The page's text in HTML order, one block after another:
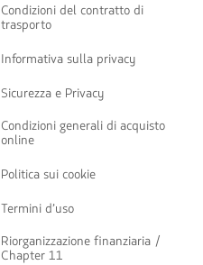
Condizioni del contratto di
trasporto
Informativa sulla privacy
Sicurezza e Privacy
Condizioni generali di acquisto
online
Politica sui cookie
Termini d’uso
Riorganizzazione finanziaria /
Chapter 11